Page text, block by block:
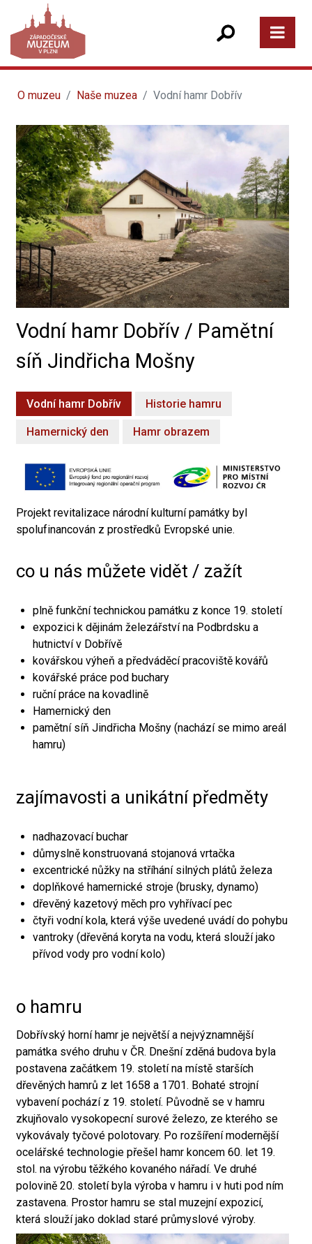
O muzeu Naše muzea Vodní hamr Dobřív
Vodní hamr Dobřív / Pamětní
síň Jindřicha Mošny
Vodní hamr Dobřív Historie hamru
Hamernický den Hamr obrazem
Projekt revitalizace národní kulturní památky byl
spolufinancován z prostředků Evropské unie.
co u nás můžete vidět / zažít
plně funkční technickou památku z konce 19. století
expozici k dějinám železářství na Podbrdsku a
hutnictví v Dobřívě
kovářskou výheň a předváděcí pracoviště kovářů
kovářské práce pod buchary
ruční práce na kovadlině
Hamernický den
pamětní síň Jindřicha Mošny (nachází se mimo areál
hamru)
zajímavosti a unikátní předměty
nadhazovací buchar
důmyslně konstruovaná stojanová vrtačka
excentrické nůžky na stříhání silných plátů železa
doplňkové hamernické stroje (brusky, dynamo)
dřevěný kazetový měch pro vyhřívací pec
čtyři vodní kola, která výše uvedené uvádí do pohybu
vantroky (dřevěná koryta na vodu, která slouží jako
přívod vody pro vodní kolo)
o hamru
Dobřívský horní hamr je největší a nejvýznamnější
památka svého druhu v ČR. Dnešní zděná budova byla
postavena začátkem 19. století na místě starších
dřevěných hamrů z let 1658 a 1701. Bohaté strojní
vybavení pochází z 19. století. Původně se v hamru
zkujňovalo vysokopecní surové železo, ze kterého se
vykovávaly tyčové polotovary. Po rozšíření modernější
ocelářské technologie přešel hamr koncem 60. let 19.
stol. na výrobu těžkého kovaného nářadí. Ve druhé
polovině 20. století byla výroba v hamru i v huti pod ním
zastavena. Prostor hamru se stal muzejní expozicí,
která slouží jako doklad staré průmyslové výroby.